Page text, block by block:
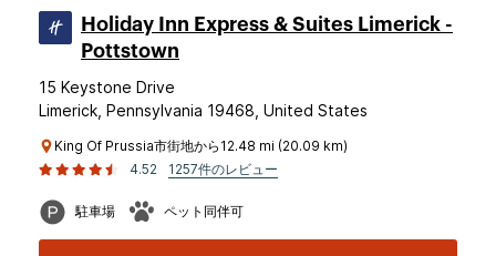
Holiday Inn Express & Suites Limerick -
Pottstown
15 Keystone Drive
Limerick, Pennsylvania 19468, United States
King Of Prussia市街地から12.48 mi (20.09 km)
4.52
1257件のレビュー
駐車場 ペット同伴可